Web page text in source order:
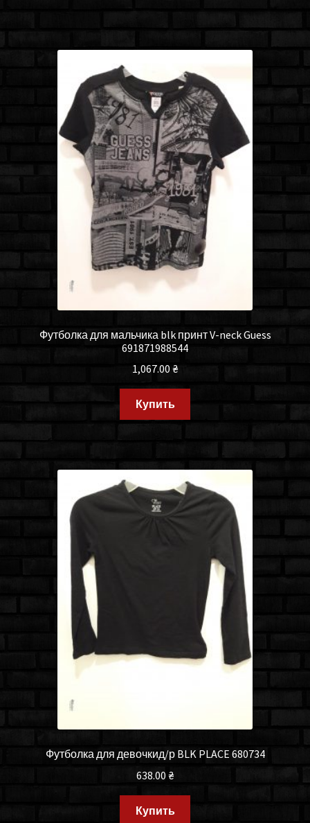
Футболка для мальчика blk принт V-neck Guess
691871988544
1,067.00₴
Купить
Футболка для девочкид/р BLK PLACE 680734
638.00 ₴
Купить